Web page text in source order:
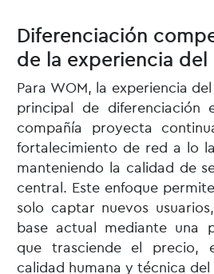
Diferenciación
de la experiencia del
Para WOM, la experiencia
principal de diferenciación
compañía proyecta
fortalecimiento de red a lo
manteniendo la calidad de
central. Este enfoque
solo captar nuevos
base actual mediante una
que trasciende el precio,
calidad humana y técnica del